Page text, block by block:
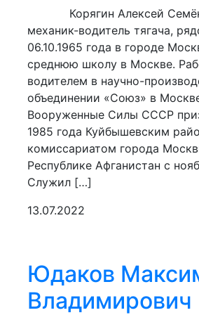
Корягин Алексей
механик-водитель тягача,
06.10.1965 года в городе
среднюю школу в Москве.
водителем в научно-
объединении «Союз» в
Вооруженные Силы СССР
1985 года Куйбышевским
комиссариатом города
Республике Афганистан с
Служил […]
13.07.2022
Юдаков
Владимирович